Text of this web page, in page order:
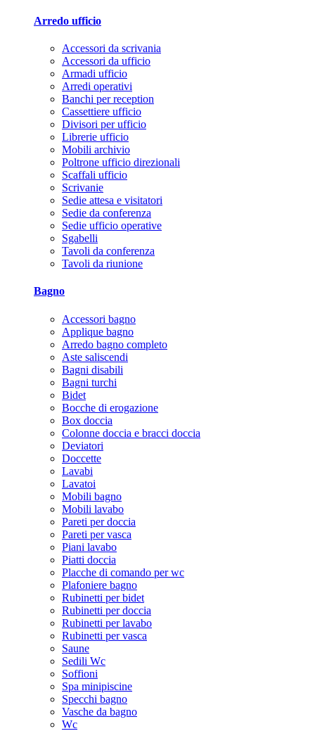
Arredo ufficio
Accessori da scrivania
Accessori da ufficio
Armadi ufficio
Arredi operativi
Banchi per reception
Cassettiere ufficio
Divisori per ufficio
Librerie ufficio
Mobili archivio
Poltrone ufficio direzionali
Scaffali ufficio
Scrivanie
Sedie attesa e visitatori
Sedie da conferenza
Sedie ufficio operative
Sgabelli
Tavoli da conferenza
Tavoli da riunione
Bagno
Accessori bagno
Applique bagno
Arredo bagno completo
Aste saliscendi
Bagni disabili
Bagni turchi
Bidet
Bocche di erogazione
Box doccia
Colonne doccia e bracci doccia
Deviatori
Doccette
Lavabi
Lavatoi
Mobili bagno
Mobili lavabo
Pareti per doccia
Pareti per vasca
Piani lavabo
Piatti doccia
Placche di comando per wc
Plafoniere bagno
Rubinetti per bidet
Rubinetti per doccia
Rubinetti per lavabo
Rubinetti per vasca
Saune
Sedili Wc
Soffioni
Spa minipiscine
Specchi bagno
Vasche da bagno
Wc